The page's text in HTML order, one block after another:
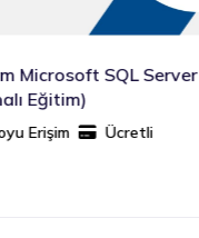
Microsoft SQL Server
Eğitim)
Erişim Ücretli